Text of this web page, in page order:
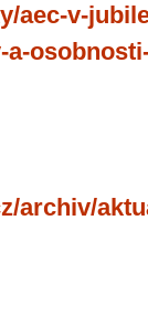
aec-v-
archiv/